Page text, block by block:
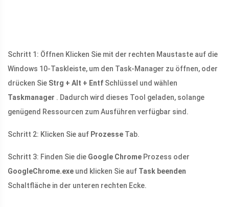
Schritt 1: Öffnen Klicken Sie mit der rechten Maustaste auf die
Windows 10-Taskleiste, um den Task-Manager zu öffnen, oder
drücken Sie Strg + Alt + Entf Schlüssel und wählen
Taskmanager . Dadurch wird dieses Tool geladen, solange
genügend Ressourcen zum Ausführen verfügbar sind.
Schritt 2: Klicken Sie auf Prozesse Tab.
Schritt 3: Finden Sie die Google Chrome Prozess oder
GoogleChrome.exe und klicken Sie auf Task beenden
Schaltfläche in der unteren rechten Ecke.